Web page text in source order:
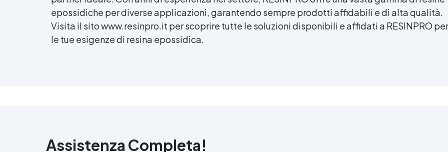
epossidiche per diverse applicazioni, garantendo sempre prodotti affidabili e di alta qualità.
Visita il sito www.resinpro.it per scoprire tutte le soluzioni disponibili e affidati a RESINPRO per
le tue esigenze di resina epossidica.
Assistenza Completa!